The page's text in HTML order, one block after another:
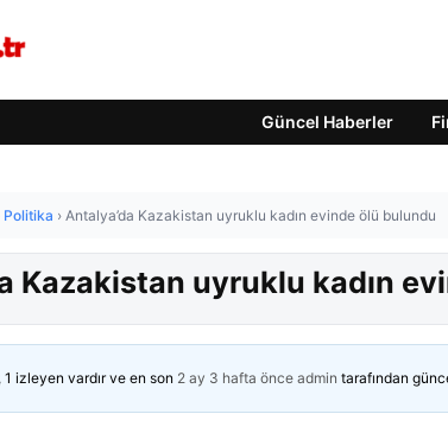
Güncel Haberler
Politika › Antalya’da Kazakistan uyruklu kadın evinde ölü bulundu
Kazakistan uyruklu kadın
izleyen vardır ve en son 2 ay 3 hafta önce admin tarafından